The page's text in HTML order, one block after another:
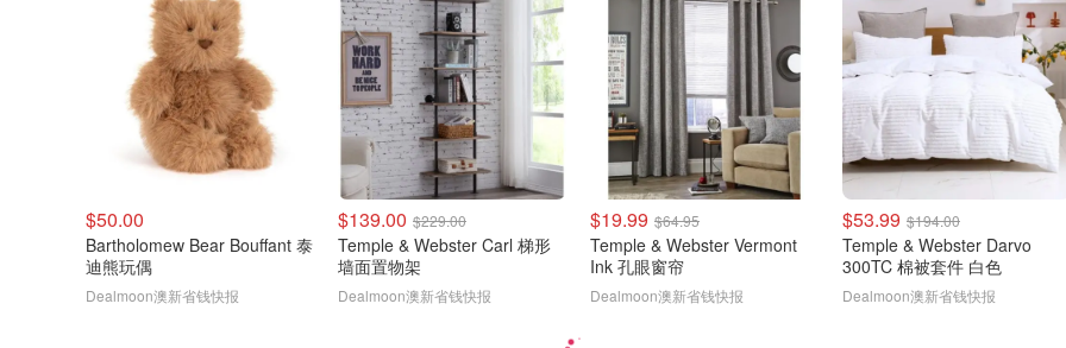
$50.00
Bartholomew Bear Bouffant 泰
迪熊玩偶
Dealmoon澳新省钱快报
$139.00 $229.00
Temple & Webster Carl 梯形
墙面置物架
Dealmoon澳新省钱快报
$19.99 $64.95
Temple & Webster Vermont
Ink 孔眼窗帘
Dealmoon澳新省钱快报
$53.99 $194.00
Temple & Webster Darvo
300TC 棉被套件 白色
Dealmoon澳新省钱快报